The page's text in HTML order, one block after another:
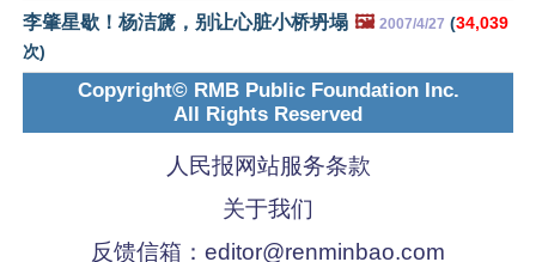
李肇星歇！杨洁篪，别让心脏小桥坍塌 🖼️ 2007/4/27 (34,039
次)
Copyright© RMB Public Foundation Inc.
All Rights Reserved
人民报网站服务条款
关于我们
反馈信箱： editor@renminbao.com